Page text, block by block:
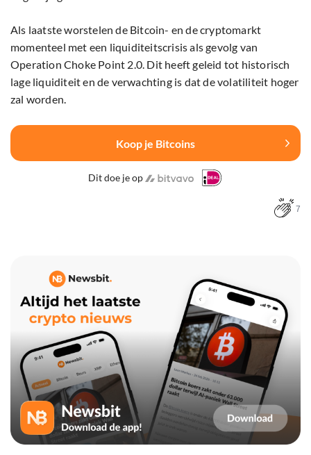
Als laatste worstelen de Bitcoin- en de cryptomarkt
momenteel met een liquiditeitscrisis als gevolg van
Operation Choke Point 2.0. Dit heeft geleid tot historisch
lage liquiditeit en de verwachting is dat de volatiliteit hoger
zal worden.
Koop je Bitcoins
Dit doe je op
7